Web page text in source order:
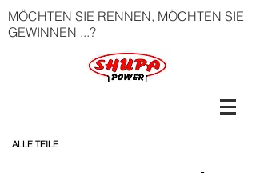
MÖCHTEN SIE RENNEN, MÖCHTEN SIE
GEWINNEN ...?
ALLE TEILE